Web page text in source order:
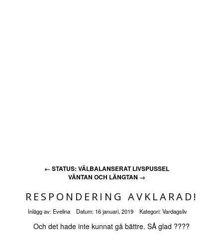
← STATUS: VÄLBALANSERAT LIVSPUSSEL
VÄNTAN OCH LÄNGTAN →
RESPONDERING AVKLARAD!
Inlägg av: Evelina Datum: 16 januari, 2019 Kategori:Vardagsliv
Och det hade inte kunnat gå bättre. SÅ glad ????